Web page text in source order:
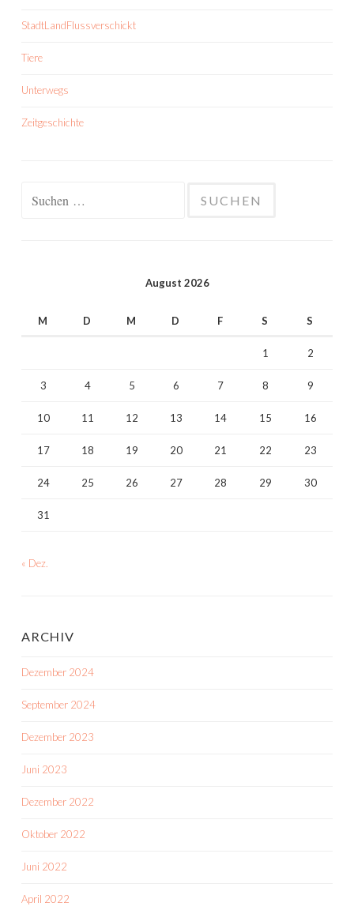
StadtLandFlussverschickt
Tiere
Unterwegs
Zeitgeschichte
August 2026
M D M D F S S
1 2
3 4 5 6 7 8 9
10 11 12 13 14 15 16
17 18 19 20 21 22 23
24 25 26 27 28 29 30
31
« Dez.
ARCHIV
Dezember 2024
September 2024
Dezember 2023
Juni 2023
Dezember 2022
Oktober 2022
Juni 2022
April 2022